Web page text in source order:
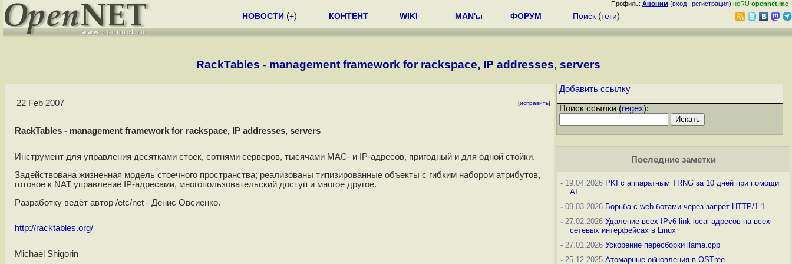
Профиль: Аноним (вход | регистрация) неRU opennet.me
НОВОСТИ (+) КОНТЕНТ WIKI MAN'ы ФОРУМ Поиск (теги)
RackTables - management framework for rackspace, IP addresses, servers
22 Feb 2007 [исправить]
RackTables - management framework for rackspace, IP addresses, servers
Инструмент для управления десятками стоек, сотнями серверов, тысячами MAC- и IP-адресов, пригодный и для одной стойки.
Задействована жизненная модель стоечного пространства; реализованы типизированные объекты с гибким набором атрибутов,
готовое к NAT управление IP-адресами, многопользовательский доступ и многое другое.
Разработку ведёт автор /etc/net - Денис Овсиенко.
http://racktables.org/
Michael Shigorin
Добавить ссылку
Поиск ссылки (regex):
Последние заметки
- 19.04.2026 PKI с аппаратным TRNG за 10 дней при помощи
AI
- 09.03.2026 Борьба с web-ботами через запрет HTTP/1.1
- 27.02.2026 Удаление всех IPv6 link-local адресов на всех
сетевых интерфейсах в Linux
- 27.01.2026 Ускорение пересборки llama.cpp
- 25.12.2025 Атомарные обновления в OSTree